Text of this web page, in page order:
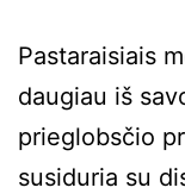
Pastaraisiais
daugiau iš
prieglobsčio
susiduria su